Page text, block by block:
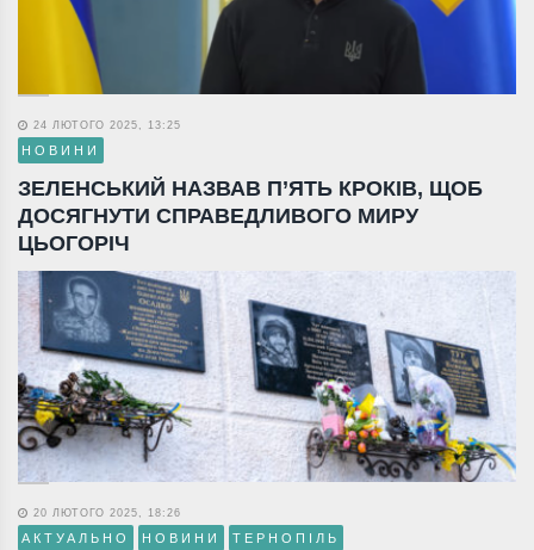
24 ЛЮТОГО 2025, 13:25
НОВИНИ
ЗЕЛЕНСЬКИЙ НАЗВАВ П’ЯТЬ КРОКІВ, ЩОБ
ДОСЯГНУТИ СПРАВЕДЛИВОГО МИРУ
ЦЬОГОРІЧ
20 ЛЮТОГО 2025, 18:26
АКТУАЛЬНО НОВИНИ ТЕРНОПІЛЬ